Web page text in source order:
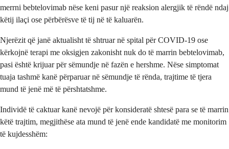
merrni bebtelovimab nëse keni pasur një reaksion alergjik të rëndë ndaj
këtij ilaçi ose përbërësve të tij në të kaluarën.
Njerëzit që janë aktualisht të shtruar në spital për COVID-19 ose
kërkojnë terapi me oksigjen zakonisht nuk do të marrin bebtelovimab,
pasi është krijuar për sëmundje në fazën e hershme. Nëse simptomat
tuaja tashmë kanë përparuar në sëmundje të rënda, trajtime të tjera
mund të jenë më të përshtatshme.
Individë të caktuar kanë nevojë për konsideratë shtesë para se të marrin
këtë trajtim, megjithëse ata mund të jenë ende kandidatë me monitorim
të kujdesshëm: